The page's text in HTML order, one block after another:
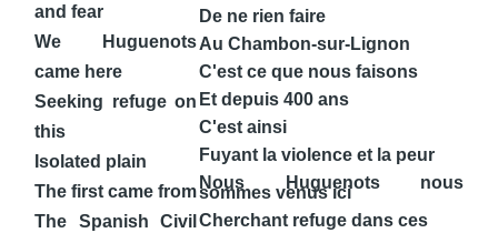
and fear
We Huguenots
came here
Seeking refuge on
this
Isolated plain
The first came from
The Spanish Civil
De ne rien faire
Au Chambon-sur-Lignon
C'est ce que nous faisons
Et depuis 400 ans
C'est ainsi
Fuyant la violence et la peur
Nous Huguenots nous
sommes venus ici
Cherchant refuge dans ces